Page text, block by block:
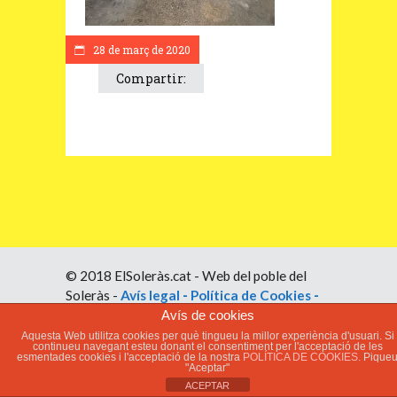
28 de març de 2020
Compartir:
© 2018 ElSoleràs.cat - Web del poble del
Soleràs - Avís legal - Política de Cookies -
Política de PrivacitatAvís de cookies
Aquesta Web utilitza cookies per què tingueu la millor experiència d'usuari. Si
continueu navegant esteu donant el consentiment per l'acceptació de les
esmentades cookies i l'acceptació de la nostra POLÍTICA DE COOKIES. Piqueu
"Aceptar"
ACEPTAR